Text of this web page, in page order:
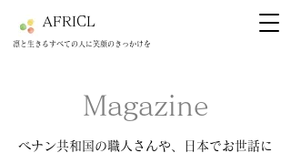
AFRICL
​​凛と生きるすべての人に笑顔のきっかけを
Magazine
ベナン共和国の職人さんや、日本でお世話に